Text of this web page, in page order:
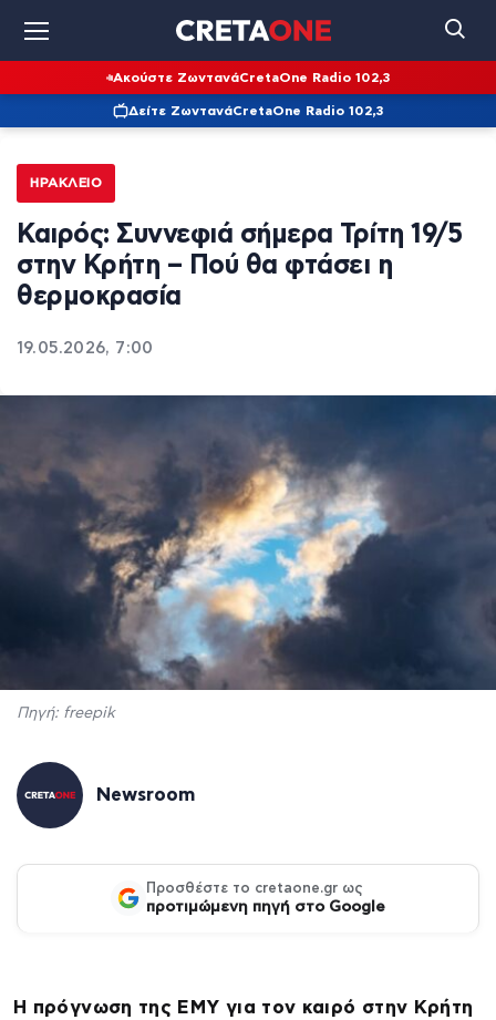
Ακούστε ΖωντανάCretaOne Radio 102,3
Δείτε ΖωντανάCretaOne Radio 102,3
ΗΡΆΚΛΕΙΟ
Καιρός: Συννεφιά σήμερα Τρίτη 19/5
στην Κρήτη – Πού θα φτάσει η
θερμοκρασία
19.05.2026, 7:00
Πηγή: freepik
Newsroom
Προσθέστε το cretaone.gr ως
προτιμώμενη πηγή στο Google
Η πρόγνωση της ΕΜΥ για τον καιρό στην Κρήτη